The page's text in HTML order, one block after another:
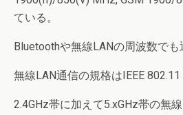
ている。
Bluetoothや無線LANの周波数でも
無線LAN通信の規格はIEEE
2.4GHz帯に加えて5.xGHz帯の無